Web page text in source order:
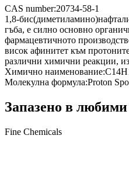
CAS number:20734-58-1
1,8-
гъба, е силно основно
фармацевтичното
висок афинитет към
различни химични реакции,
Химично наименование:
Молекулна формула:Proton
Запазено в любими
Fine Chemicals